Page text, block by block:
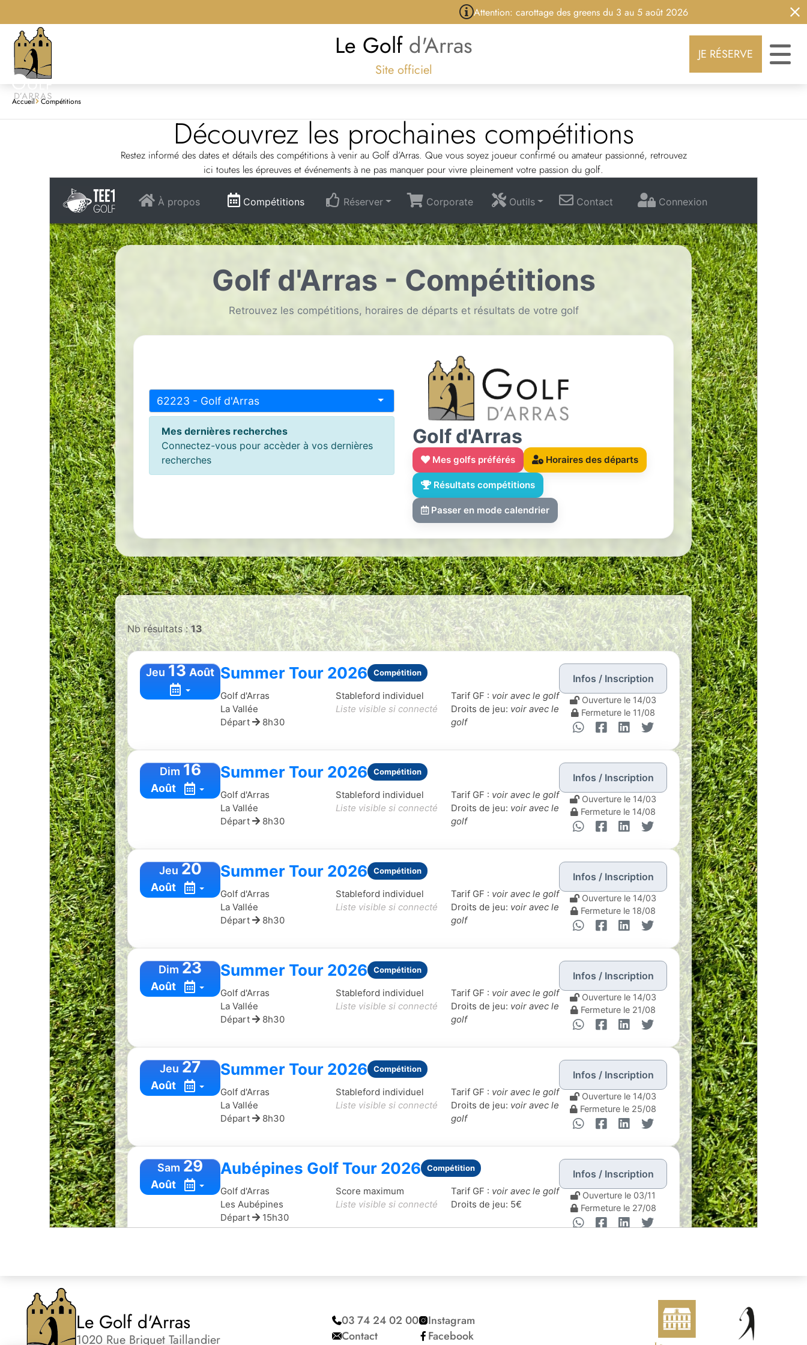
Attention: carottage des greens du 3 au 5 août 2026
Le Golf d'Arras
Site officiel
JE RÉSERVE
Accueil Compétitions
Découvrez les prochaines compétitions
Restez informé des dates et détails des compétitions à venir au Golf d’Arras. Que vous soyez joueur confirmé ou amateur passionné, retrouvez
ici toutes les épreuves et événements à ne pas manquer pour vivre pleinement votre passion du golf.
Le Golf d'Arras
1020 Rue Briquet Taillandier
03 74 24 02 00
Contact
Instagram
Facebook